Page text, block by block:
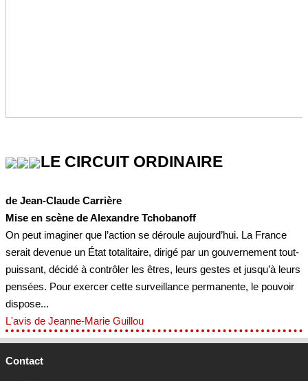
LE CIRCUIT ORDINAIRE
de Jean-Claude Carrière
Mise en scène de Alexandre Tchobanoff
On peut imaginer que l’action se déroule aujourd’hui. La France
serait devenue un État totalitaire, dirigé par un gouvernement tout-
puissant, décidé à contrôler les êtres, leurs gestes et jusqu’à leurs
pensées. Pour exercer cette surveillance permanente, le pouvoir
dispose...
L'avis de Jeanne-Marie Guillou
Contact